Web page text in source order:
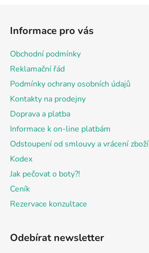
Informace pro vás
Obchodní podmínky
Reklamační řád
Podmínky ochrany osobních údajů
Kontakty na prodejny
Doprava a platba
Informace k on-line platbám
Odstoupení od smlouvy a vrácení zboží
Kodex
Jak pečovat o boty?!
Ceník
Rezervace konzultace
Odebírat newsletter